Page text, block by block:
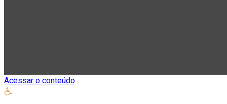
Acessar o conteúdo
Abrir